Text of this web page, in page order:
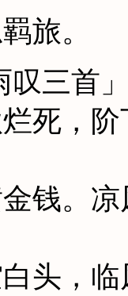
旅。
叹三首
，阶
。凉
，临